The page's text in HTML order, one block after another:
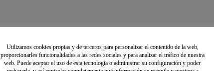
Utilizamos cookies propias y de terceros para personalizar el contenido de la web,
proporcionarles funcionalidades a las redes sociales y para analizar el tráfico de nuestra
web. Puede aceptar el uso de esta tecnología o administrar su configuración y poder